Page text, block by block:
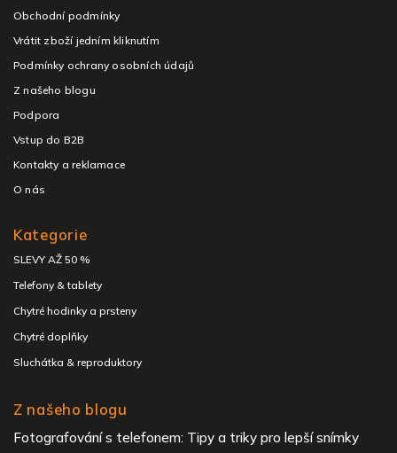
Obchodní podmínky
Vrátit zboží jedním kliknutím
Podmínky ochrany osobních údajů
Z našeho blogu
Podpora
Vstup do B2B
Kontakty a reklamace
O nás
Kategorie
SLEVY AŽ 50 %
Telefony & tablety
Chytré hodinky a prsteny
Chytré doplňky
Sluchátka & reproduktory
Z našeho blogu
Fotografování s telefonem: Tipy a triky pro lepší snímky